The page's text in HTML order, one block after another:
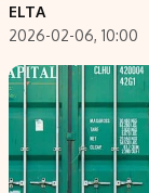
ELTA
2026-02-06, 10:00